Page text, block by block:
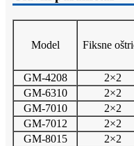
Model Fiksne
GM-4208 2×2
GM-6310
2×2
GM-7010
2×2
GM-7012
2×2
GM-8015
2×2